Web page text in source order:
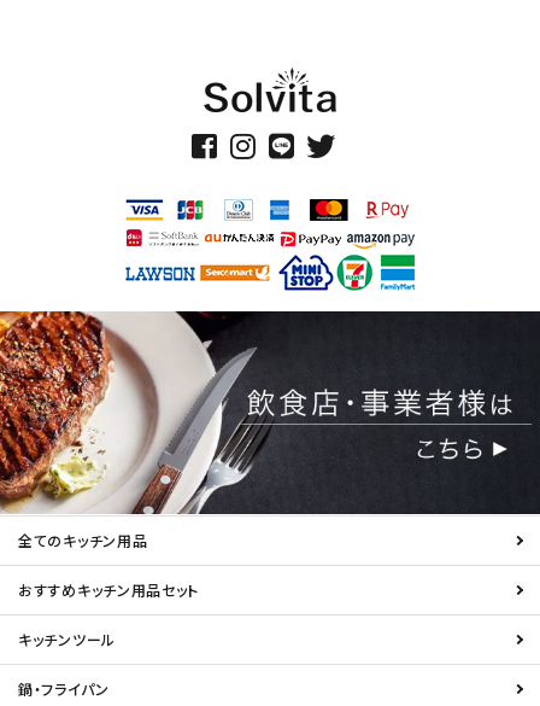
全てのキッチン用品
おすすめキッチン用品セット
キッチンツール
鍋・フライパン